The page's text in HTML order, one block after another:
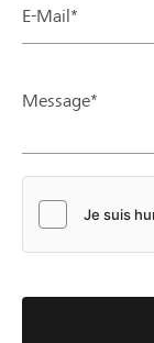
E-Mail*
Message*